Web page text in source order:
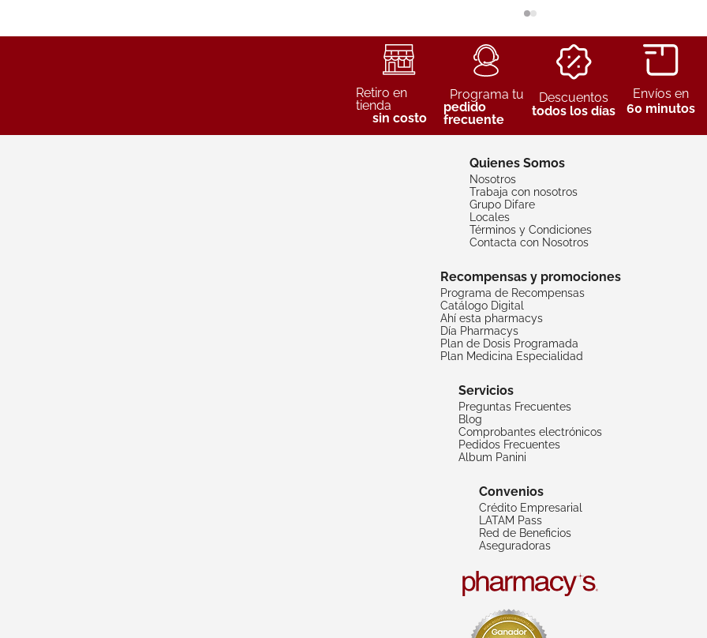
Retiro en
tienda
sin costo
Programa tu
pedido
frecuente
Descuentos
todos los días
Envíos en
60 minutos
Quienes Somos
Nosotros
Trabaja con nosotros
Grupo Difare
Locales
Términos y Condiciones
Contacta con Nosotros
Recompensas y promociones
Programa de Recompensas
Catálogo Digital
Ahí esta pharmacys
Día Pharmacys
Plan de Dosis Programada
Plan Medicina Especialidad
Servicios
Preguntas Frecuentes
Blog
Comprobantes electrónicos
Pedidos Frecuentes
Album Panini
Convenios
Crédito Empresarial
LATAM Pass
Red de Beneficios
Aseguradoras